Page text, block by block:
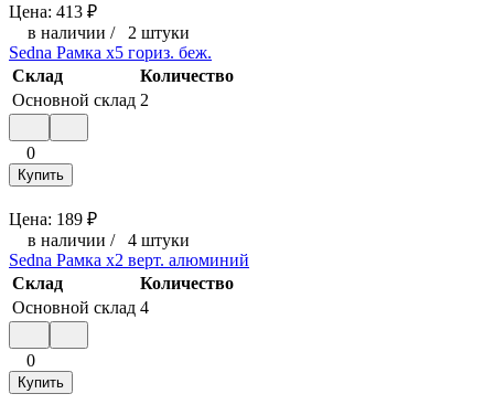
Цена: 413 ₽
в наличии / 2 штуки
Sedna Рамка х5 гориз. беж.
Склад
Количество
Основной склад 2
0
Купить
Цена: 189 ₽
в наличии / 4 штуки
Sedna Рамка х2 верт. алюминий
Склад
Количество
Основной склад 4
0
Купить